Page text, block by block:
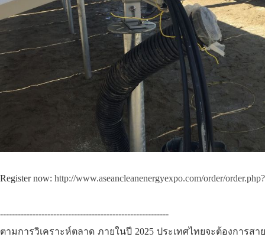
Register now: http://www.aseancleanenergyexpo.com/order/
---------------------------------------------------------
ตามการวิเคราะห์ตลาด ภายในปี 2025 ประเทศไทยจะต้องการ